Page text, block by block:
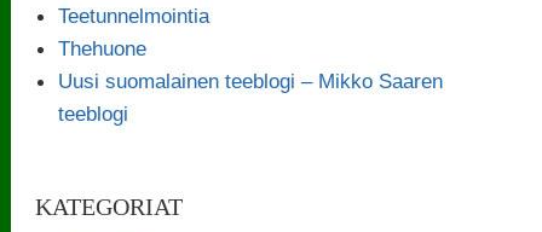
Teetunnelmointia
Thehuone
Uusi suomalainen teeblogi – Mikko Saaren
teeblogi
KATEGORIAT